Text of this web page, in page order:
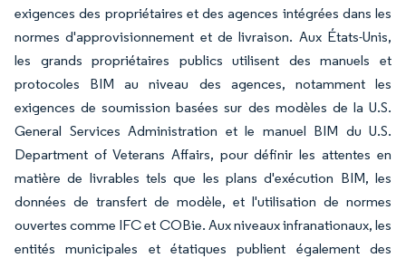
exigences des propriétaires et des agences intégrées dans les
normes d'approvisionnement et de livraison. Aux États-Unis,
les grands propriétaires publics utilisent des manuels et
protocoles BIM au niveau des agences, notamment les
exigences de soumission basées sur des modèles de la U.S.
General Services Administration et le manuel BIM du U.S.
Department of Veterans Affairs, pour définir les attentes en
matière de livrables tels que les plans d'exécution BIM, les
données de transfert de modèle, et l'utilisation de normes
ouvertes comme IFC et COBie. Aux niveaux infranationaux, les
entités municipales et étatiques publient également des